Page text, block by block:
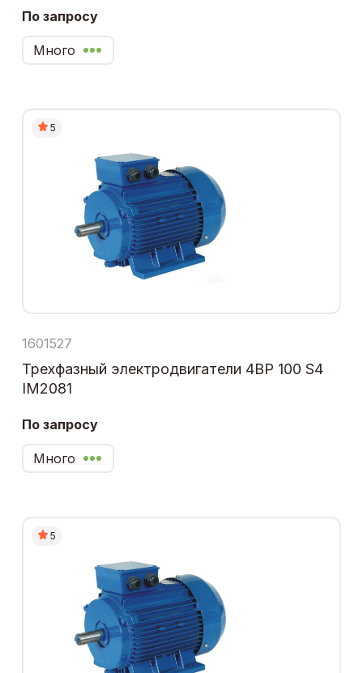
По запросу
Много
5
1601527
Трехфазный электродвигатели 4ВР 100 S4
IM2081
По запросу
Много
5